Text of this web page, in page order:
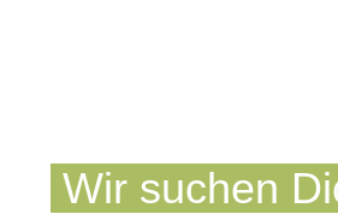
Wir suchen